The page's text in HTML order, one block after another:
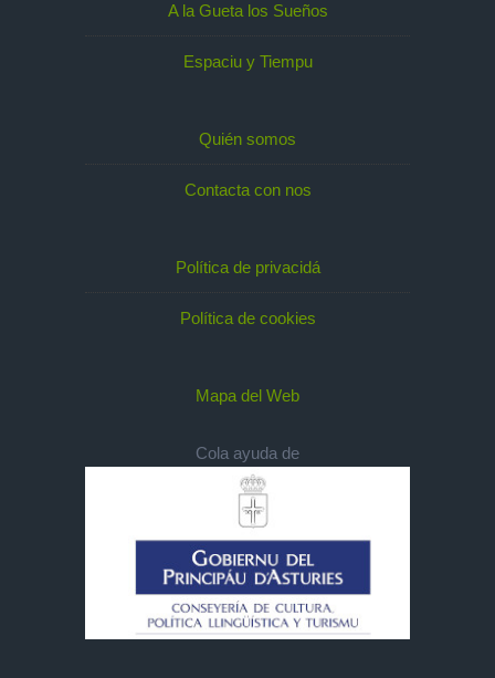
A la Gueta los Sueños
Espaciu y Tiempu
Quién somos
Contacta con nos
Política de privacidá
Política de cookies
Mapa del Web
Cola ayuda de